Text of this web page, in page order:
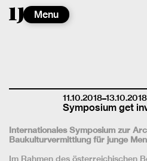
Menu
11.10.2018–13.10.2018
Symposium get
Internationales Symposium zur
Baukulturvermittlung für junge
Im Rahmen des österreichischen